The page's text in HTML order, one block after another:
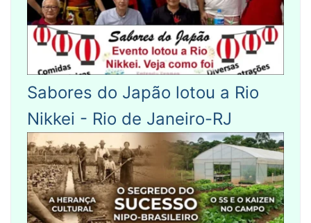
Sabores do Japão lotou a Rio
Nikkei - Rio de Janeiro-RJ